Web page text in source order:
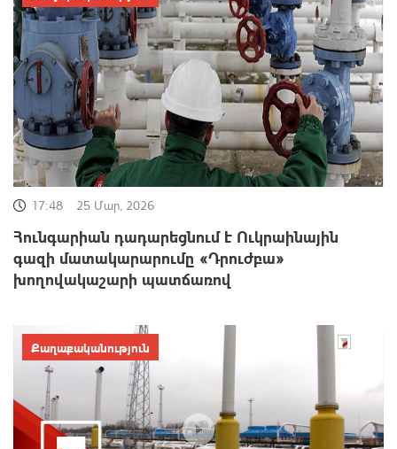
17:48 25 Մար, 2026
Հունգարիան դադարեցնում է Ուկրաինային
գազի մատակարարումը «Դրուժբա»
խողովակաշարի պատճառով
Քաղաքականություն